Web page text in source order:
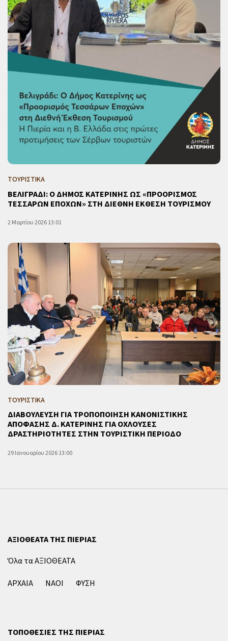
ΤΟΥΡΙΣΤΙΚΑ
ΒΕΛΙΓΡΑΔΙ: Ο ΔΗΜΟΣ ΚΑΤΕΡΙΝΗΣ ΩΣ «ΠΡΟΟΡΙΣΜΟΣ
ΤΕΣΣΑΡΩΝ ΕΠΟΧΩΝ» ΣΤΗ ΔΙΕΘΝΗ ΕΚΘΕΣΗ ΤΟΥΡΙΣΜΟΥ
2 Μαρτίου 2026 13:01
ΤΟΥΡΙΣΤΙΚΑ
ΔΙΑΒΟΥΛΕΥΣΗ ΓΙΑ ΤΡΟΠΟΠΟΙΗΣΗ ΚΑΝΟΝΙΣΤΙΚΗΣ
ΑΠΟΦΑΣΗΣ Δ. ΚΑΤΕΡΙΝΗΣ ΓΙΑ ΟΧΛΟΥΣΕΣ
ΔΡΑΣΤΗΡΙΟΤΗΤΕΣ ΣΤΗΝ ΤΟΥΡΙΣΤΙΚΗ ΠΕΡΙΟΔΟ
29 Ιανουαρίου 2026 13:00
ΑΞΙΟΘΕΑΤΑ ΤΗΣ ΠΙΕΡΙΑΣ
Όλα τα ΑΞΙΟΘΕΑΤΑ
ΑΡΧΑΙΑ
ΝΑΟΙ ΦΥΣΗ
ΤΟΠΟΘΕΣΙΕΣ ΤΗΣ ΠΙΕΡΙΑΣ